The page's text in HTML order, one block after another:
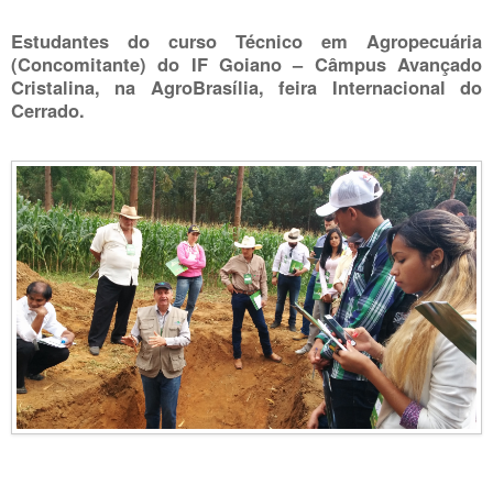
Estudantes do curso Técnico em Agropecuária
(Concomitante) do IF Goiano – Câmpus Avançado
Cristalina, na AgroBrasília, feira Internacional do
Cerrado.